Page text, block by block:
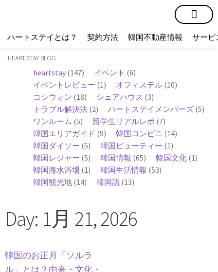
ハートステイとは？ 契約方法 韓国不動産情報 サービ
· HEART STAY BLOG
heartstay (147) イベント (6)
イベントレビュー (1) オフィステル (10)
コシウォン (18) シェアハウス (3)
トラブル解決法 (2) ハートステイメンバーズ (5)
ワンルーム (5) 留学生リアルレポ (7)
韓国エリアガイド (9) 韓国コンビニ (14)
韓国ダイソー (5) 韓国ビューティー (1)
韓国レジャー (5) 韓国情報 (65) 韓国文化 (1)
韓国海水浴場 (1) 韓国生活情報 (53)
韓国観光地 (14) 韓国語 (13)
Day: 1月 21, 2026
韓国のお正月「ソルラ
ル」とは？由来・文化・